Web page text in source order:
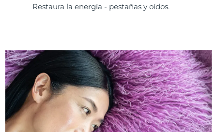
Restaura la energía - pestañas y oídos.